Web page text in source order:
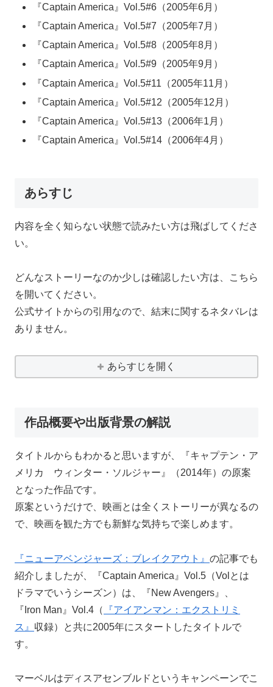
『Captain America』Vol.5#6（2005年6月）
『Captain America』Vol.5#7（2005年7月）
『Captain America』Vol.5#8（2005年8月）
『Captain America』Vol.5#9（2005年9月）
『Captain America』Vol.5#11（2005年11月）
『Captain America』Vol.5#12（2005年12月）
『Captain America』Vol.5#13（2006年1月）
『Captain America』Vol.5#14（2006年4月）
あらすじ
内容を全く知らない状態で読みたい方は飛ばしてくださ
い。
どんなストーリーなのか少しは確認したい方は、こちら
を開いてください。
公式サイトからの引用なので、結末に関するネタバレは
ありません。
あらすじを開く
作品概要や出版背景の解説
タイトルからもわかると思いますが、『キャプテン・ア
メリカ ウィンター・ソルジャー』（2014年）の原案
となった作品です。
原案というだけで、映画とは全くストーリーが異なるの
で、映画を観た方でも新鮮な気持ちで楽しめます。
『ニューアベンジャーズ：ブレイクアウト』 の記事でも
紹介しましたが、『Captain America』Vol.5（Volとは
ドラマでいうシーズン）は、『New Avengers』、
『Iron Man』Vol.4（
『アイアンマン：エクストリミ
ス』 収録）と共に2005年にスタートしたタイトルで
す。
マーベルはディスアセンブルドというキャンペーンでこ